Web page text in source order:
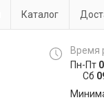
Каталог
Время
Пн-Пт
Сб